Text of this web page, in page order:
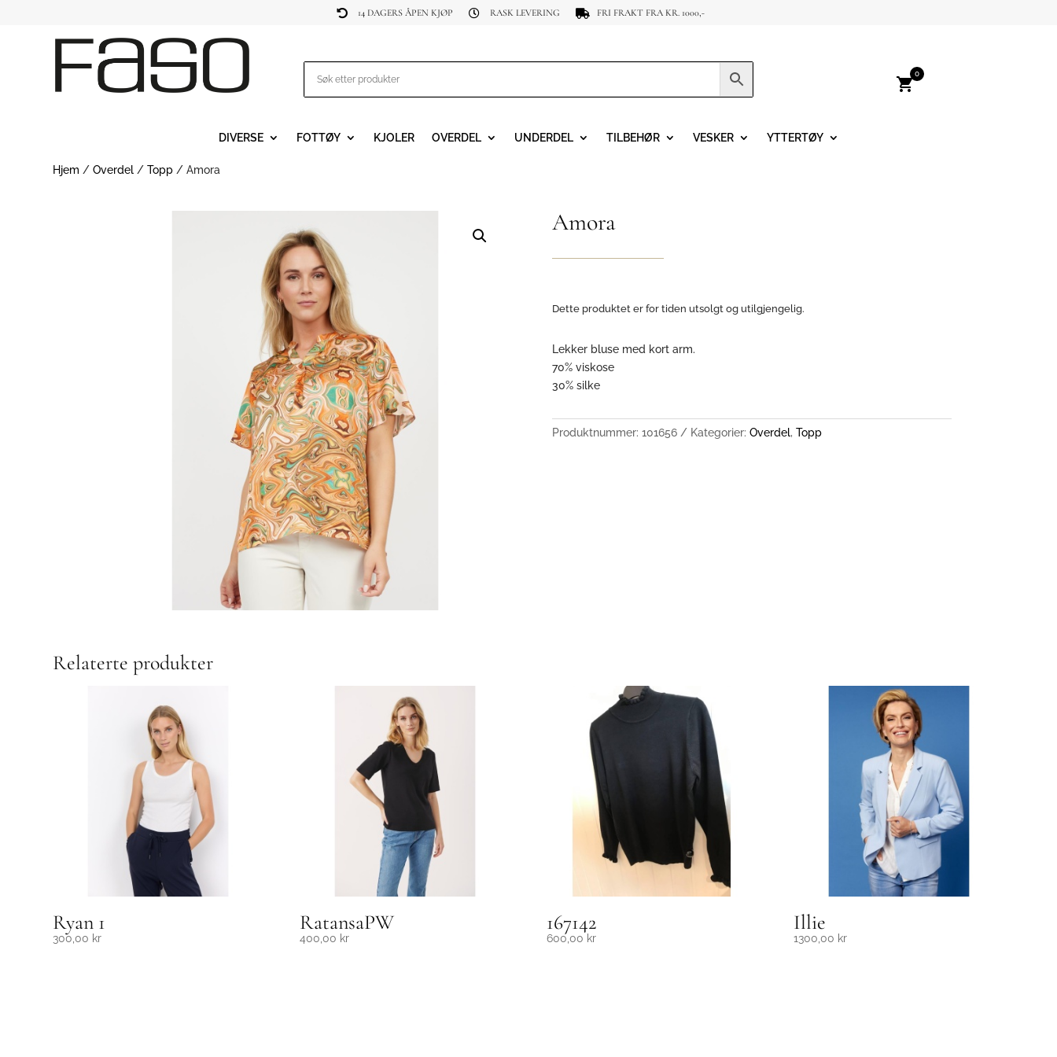
 14 DAGERS ÅPEN KJØP  RASK LEVERING  FRI FRAKT FRA KR. 1000,-
shopping_cart
0
DIVERSE FOTTØY KJOLER OVERDEL UNDERDEL TILBEHØR VESKER YTTERTØY
Hjem /Overdel /Topp / Amora
Amora
Dette produktet er for tiden utsolgt og utilgjengelig.
Lekker bluse med kort arm.
70% viskose
30% silke
Produktnummer: 101656 Kategorier: Overdel, Topp
Relaterte produkter
Ryan 1
300,00 kr
RatansaPW
400,00 kr
167142
600,00 kr
Illie
1300,00 kr